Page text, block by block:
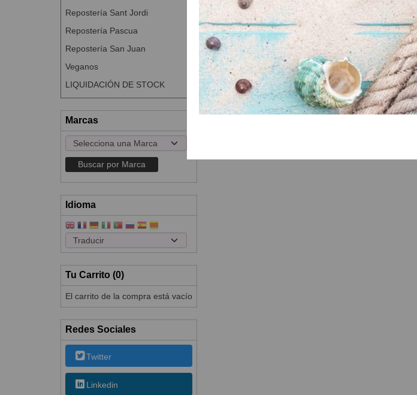
Repostería Sant Jordi
Repostería Pascua
Repostería San Juan
Veganos
LIQUIDACIÓN DE STOCK
Marcas
Idioma
Tu Carrito (0)
El carrito de la compra está vacío
Redes Sociales
Twitter
Linkedin